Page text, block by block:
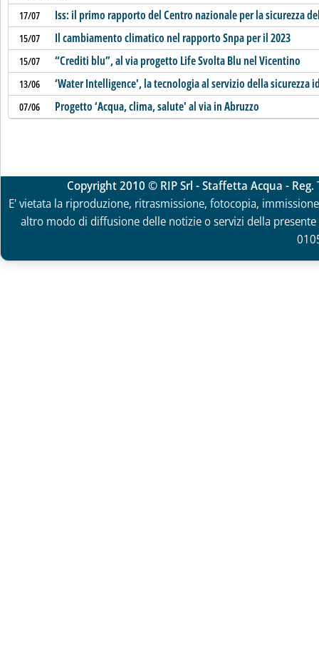
17/07 Iss: il primo rapporto del Centro nazionale per la sicurezza
15/07 Il cambiamento climatico nel rapporto Snpa per il 2023
15/07 “Crediti blu”, al via progetto Life Svolta Blu nel Vicentino
13/06 ‘Water Intelligence', la tecnologia al servizio della sicurezza
07/06 Progetto ‘Acqua, clima, salute' al via in Abruzzo
Copyright 2010 © RIP Srl - Staffetta Acqua -
E' vietata la riproduzione, ritrasmissione, fotocopia,
altro modo di diffusione delle notizie o servizi della